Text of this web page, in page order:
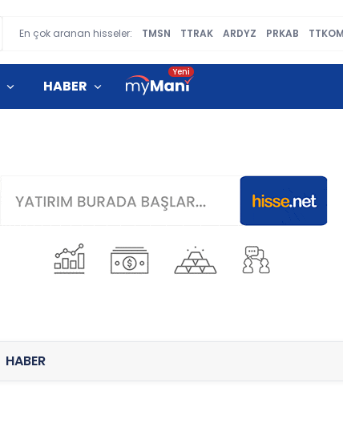
En çok aranan hisseler: TMSN TTRAK ARDYZ PRKAB TTKOM
HABER
HABER